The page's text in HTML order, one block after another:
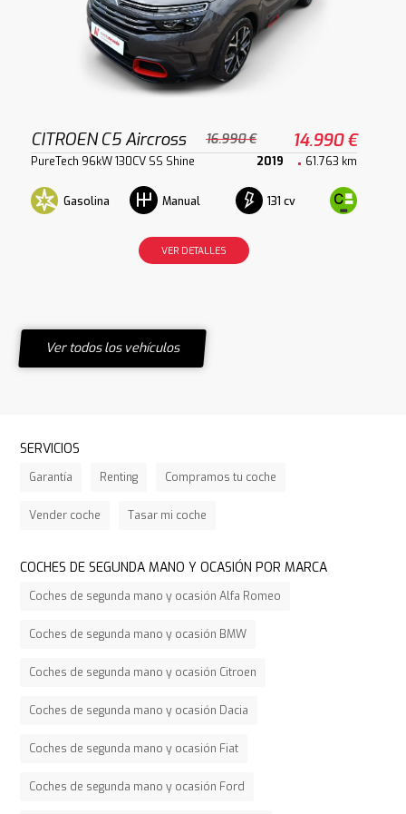
CITROEN C5 Aircross 16.990 € 14.990 €
PureTech 96kW 130CV SS Shine 2019 61.763 km
Gasolina Manual 131 cv
VER DETALLES
Ver todos los vehículos
SERVICIOS
Garantía Renting Compramos tu coche
Vender coche Tasar mi coche
COCHES DE SEGUNDA MANO Y OCASIÓN POR MARCA
Coches de segunda mano y ocasión Alfa Romeo
Coches de segunda mano y ocasión BMW
Coches de segunda mano y ocasión Citroen
Coches de segunda mano y ocasión Dacia
Coches de segunda mano y ocasión Fiat
Coches de segunda mano y ocasión Ford